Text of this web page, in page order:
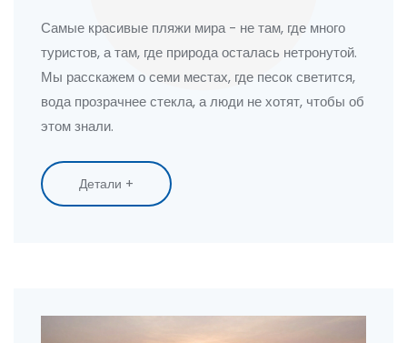
Самые красивые пляжи мира - не там, где много
туристов, а там, где природа осталась нетронутой.
Мы расскажем о семи местах, где песок светится,
вода прозрачнее стекла, а люди не хотят, чтобы об
этом знали.
Детали +